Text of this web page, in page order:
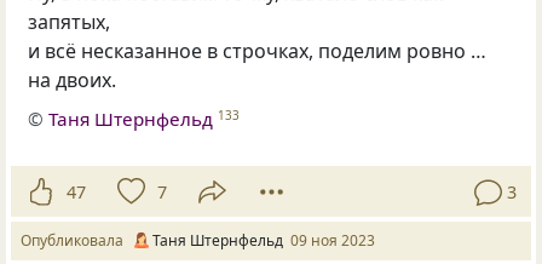
запятых,
и всё несказанное в строчках, поделим ровно …
на двоих.
©Таня Штернфельд 133
47 7 3
Опубликовала Таня Штернфельд 09 ноя 2023